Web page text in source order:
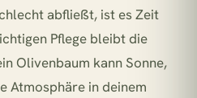
abfließt, ist es Zeit
Pflege bleibt die
Olivenbaum kann Sonne,
Atmosphäre in deinem